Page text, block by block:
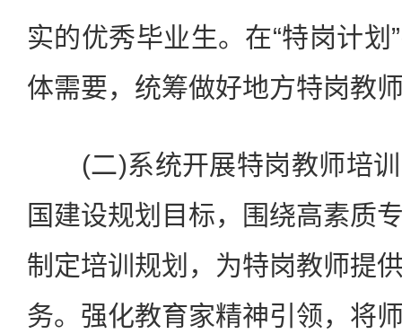
实的优秀毕业生。在“特岗计
体需要，统筹做好地方特岗教
(二)系统开展特岗教师培训
国建设规划目标，围绕高素质
制定培训规划，为特岗教师提
务。强化教育家精神引领，将